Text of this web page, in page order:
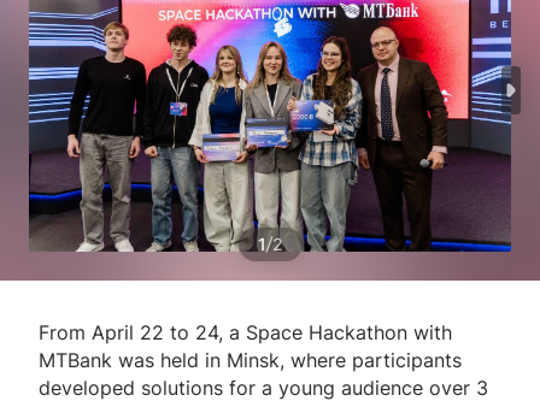
1/2
From April 22 to 24, a Space Hackathon with
MTBank was held in Minsk, where participants
developed solutions for a young audience over 3